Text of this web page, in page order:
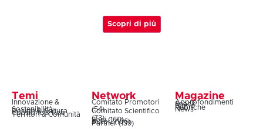
Scopri di più
Temi
Innovazione &
Sostenibilità
Design & Cultura
Coesione & Reti
Territori & Comunità
Network
Comitato Promotori
(54)
Comitato Scientifico
(73)
Soci (160)
Autori (106)
Partner (139)
Magazine
Approfondimenti
Snack
Storie
Rubriche
News